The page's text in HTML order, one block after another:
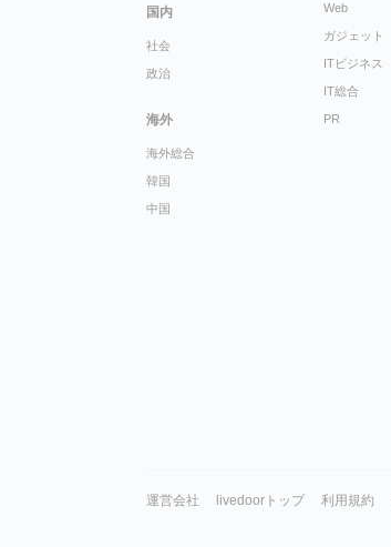
国内
社会
政治
海外
海外総合
韓国
中国
Web
ガジェット
ITビジネス
IT総合
PR
運営会社 livedoorトップ 利用規約